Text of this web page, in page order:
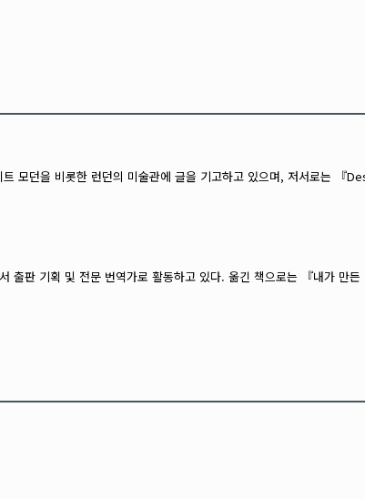
트 모던을 비롯한 런던의 미술관에 글을 기고하고 있으며, 저서로
출판 기획 및 전문 번역가로 활동하고 있다. 옮긴 책으로는 『내가 만